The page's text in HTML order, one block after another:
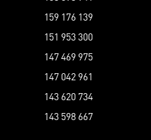
159 176 139
151 953 300
147 469 975
147 042 961
143 620 734
143 598 667